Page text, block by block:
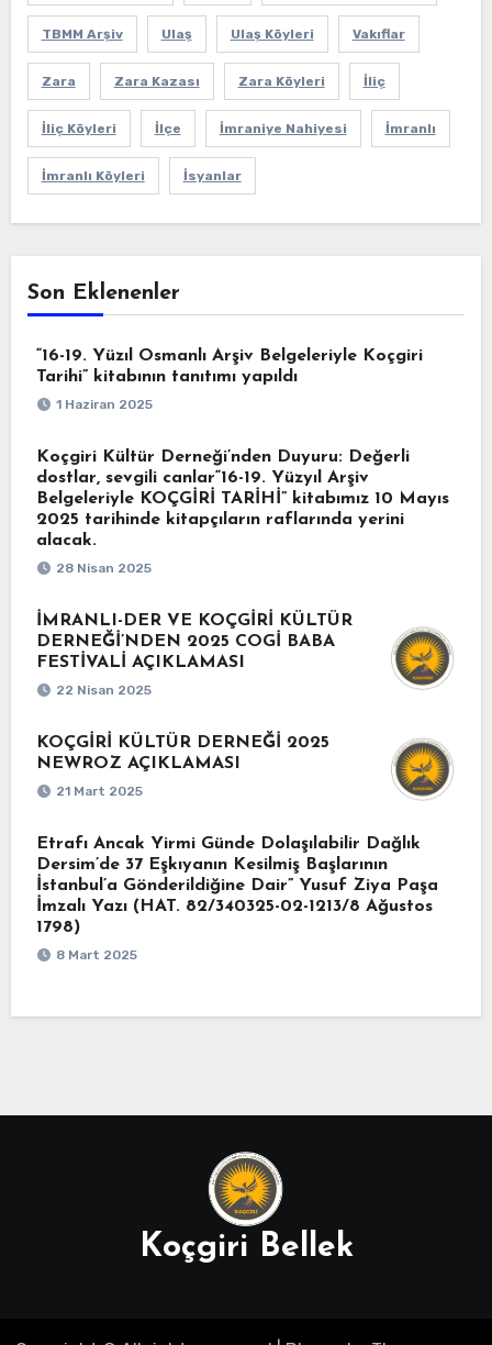
TBMM Arşiv Ulaş Ulaş Köyleri Vakıflar
Zara Zara Kazası Zara Köyleri İliç
İliç Köyleri İlçe İmraniye Nahiyesi İmranlı
İmranlı Köyleri İsyanlar
Son Eklenenler
“16-19. Yüzıl Osmanlı Arşiv Belgeleriyle Koçgiri
Tarihi” kitabının tanıtımı yapıldı
1 Haziran 2025
Koçgiri Kültür Derneği’nden Duyuru: Değerli
dostlar, sevgili canlar“16-19. Yüzyıl Arşiv
Belgeleriyle KOÇGİRİ TARİHİ” kitabımız 10 Mayıs
2025 tarihinde kitapçıların raflarında yerini
alacak.
28 Nisan 2025
İMRANLI-DER VE KOÇGİRİ KÜLTÜR
DERNEĞİ’NDEN 2025 COGİ BABA
FESTİVALİ AÇIKLAMASI
22 Nisan 2025
KOÇGİRİ KÜLTÜR DERNEĞİ 2025
NEWROZ AÇIKLAMASI
21 Mart 2025
Etrafı Ancak Yirmi Günde Dolaşılabilir Dağlık
Dersim’de 37 Eşkıyanın Kesilmiş Başlarının
İstanbul’a Gönderildiğine Dair” Yusuf Ziya Paşa
İmzalı Yazı (HAT. 82/340325-02-1213/8 Ağustos
1798)
8 Mart 2025
Koçgiri Bellek